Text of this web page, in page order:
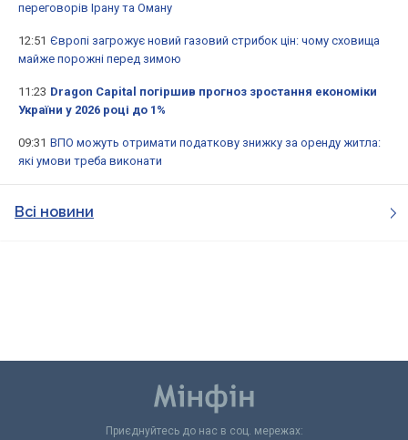
переговорів Ірану та Оману
12:51 Європі загрожує новий газовий стрибок цін: чому сховища
майже порожні перед зимою
11:23 Dragon Capital погіршив прогноз зростання економіки
України у 2026 році до 1%
09:31 ВПО можуть отримати податкову знижку за оренду житла:
які умови треба виконати
Всі новини
Приєднуйтесь до нас в соц. мережах: